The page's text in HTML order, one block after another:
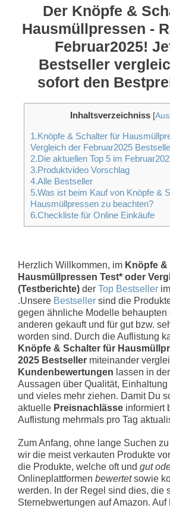
Der Knöpfe &
Hausmüllpressen -
Februar2025!
Bestseller
sofort den
Inhaltsverzeichniss [
1.Knöpfe & Schalter für
Vergleich der Februar2025
2.Die aktuellen Top 5 im
3.Produktvideo Vorschlag
4.Alle Bestseller
5.Was ist beim Kauf von Knöpfe &
Hausmüllpressen zu beachten?
6.Checkliste für Online Einkäufe
Herzlich Willkommen, im Knöpfe
Hausmüllpressen Test* oder
(Testberichte) der Top Bestseller
.Unsere Bestseller sind die
gegen ähnliche Modelle behaupten
anderen gekauft und für gut bzw.
worden sind. Durch die Auflistung
Knöpfe & Schalter für
2025 Bestseller miteinander
Kundenbewertungen lassen in
Aussagen über Qualität, Einhaltung
und vieles mehr ziehen. Damit Du
aktuelle Preisnachlässe informiert
Auflistung mehrmals pro Tag
Zum Anfang, ohne lange Suchen
wir die meist verkauten Produkte
die Produkte, welche oft und gut
Onlineplattformen bewertetsowie
werden. In der Regel sind dies, die
Sternebwertungen auf Amazon. Auf